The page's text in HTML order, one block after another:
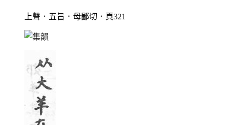
上聲．五旨．母鄙切．頁321